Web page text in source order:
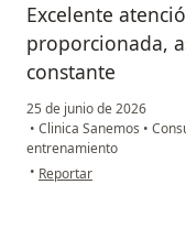
Excelente
proporcionada,
constante
25 de junio de 2026
• Clinica Sanemos •
entrenamiento
• en opinión del usuario
Reportar